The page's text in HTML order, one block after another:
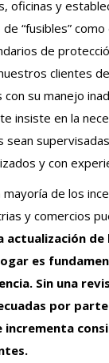
oficinas y
“fusibles”
de
clientes
su manejo
insiste en la
sean
y con
mayoría de los
y comercios
actualización
es
Sin una
por
incrementa